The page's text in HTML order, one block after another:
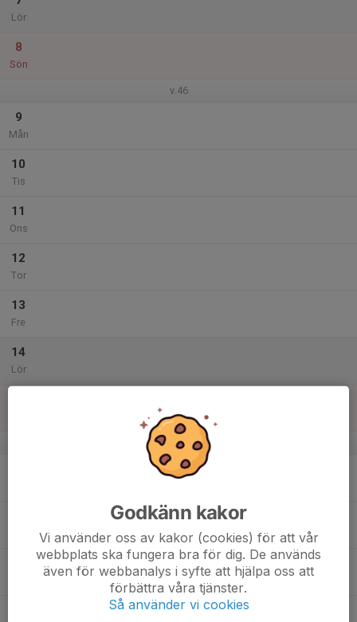
Lör
8
Sön
v.46
9
Mån
10
Tis
11
Ons
12
Tor
13
Fre
14
Lör
v.47
Godkänn kakor
Vi använder oss av kakor (cookies) för att vår
webbplats ska fungera bra för dig. De används
även för webbanalys i syfte att hjälpa oss att
förbättra våra tjänster.
Så använder vi cookies